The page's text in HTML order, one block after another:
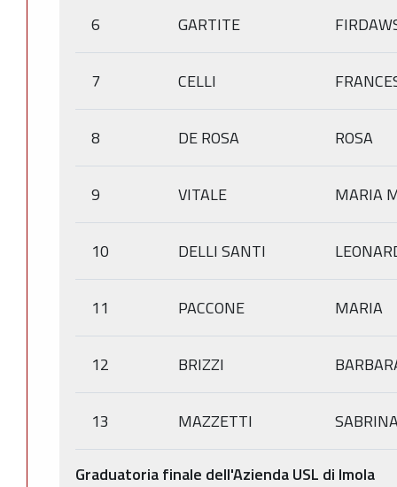
6 GARTITE
7 CELLI
8 DE ROSA ROSA
9 VITALE MARIA
10 DELLI SANTI
11 PACCONE MARIA
12 BRIZZI
13 MAZZETTI
Graduatoria finale dell'Azienda USL di Imola